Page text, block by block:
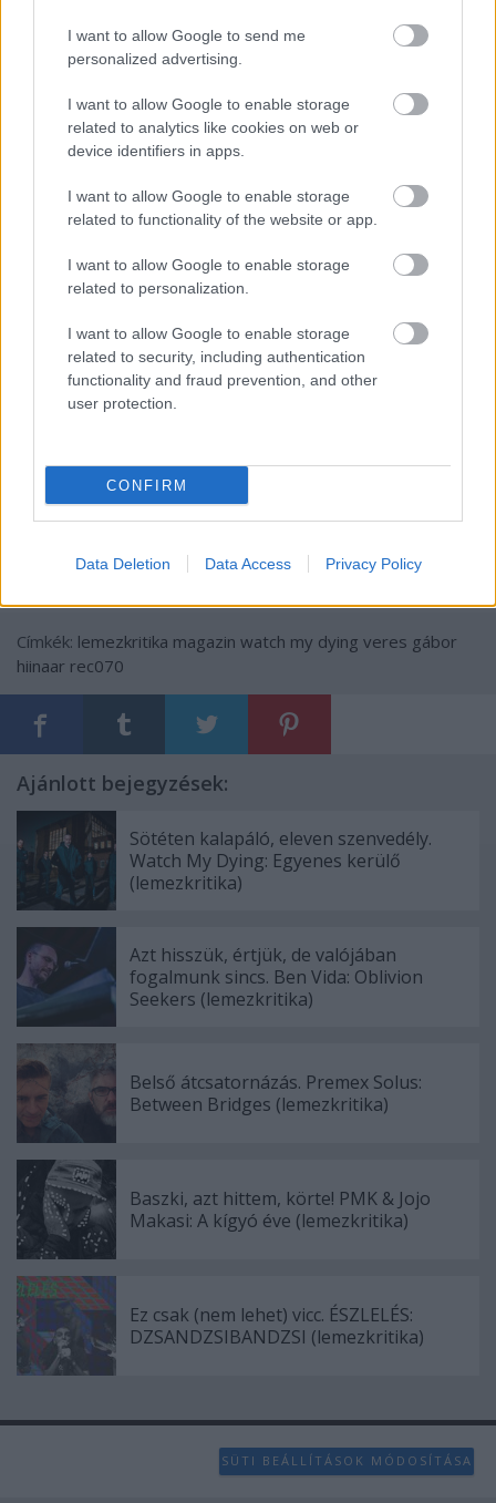
I want to allow Google to send me
personalized advertising.
I want to allow Google to enable storage
related to analytics like cookies on web or
device identifiers in apps.
I want to allow Google to enable storage
related to functionality of the website or app.
I want to allow Google to enable storage
related to personalization.
I want to allow Google to enable storage
related to security, including authentication
functionality and fraud prevention, and other
user protection.
CONFIRM
Data Deletion Data Access Privacy Policy
Clockworkközepén például egészen parádésan
játszik együtt a gitárral). Ami mindezt összefogja, az
vízió. A legjobban úgy tudom leírni, hogy a zene
súlyos, de nem lehúzó, hanem emelkedett és
felemelő. Hab a tortán, hogy érződik, hogy mindenki
Rónai András
Címkék: lemezkritika magazin watch my dying veres gábor
hiinaar rec070
Ajánlott bejegyzések:
Sötéten kalapáló, eleven szenvedély.
Watch My Dying: Egyenes kerülő
(lemezkritika)
Azt hisszük, értjük, de valójában
fogalmunk sincs. Ben Vida: Oblivion
Seekers (lemezkritika)
Belső átcsatornázás. Premex Solus:
Between Bridges (lemezkritika)
Baszki, azt hittem, körte! PMK & Jojo
Makasi: A kígyó éve (lemezkritika)
Ez csak (nem lehet) vicc. ÉSZLELÉS:
DZSANDZSIBANDZSI (lemezkritika)
SÜTI BEÁLLÍTÁSOK MÓDOSÍTÁSA